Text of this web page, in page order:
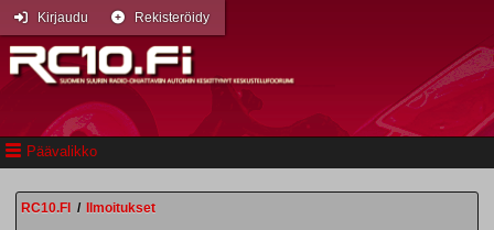
Päävalikko
Kirjaudu Rekisteröidy
RC10.FI /
Ilmoitukset